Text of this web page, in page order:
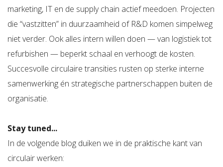
marketing, IT en de supply chain actief meedoen. Projecten
die “vastzitten” in duurzaamheid of R&D komen simpelweg
niet verder. Ook alles intern willen doen — van logistiek tot
refurbishen — beperkt schaal en verhoogt de kosten.
Succesvolle circulaire transities rusten op sterke interne
samenwerking én strategische partnerschappen buiten de
organisatie.
Stay tuned...
In de volgende blog duiken we in de praktische kant van
circulair werken: